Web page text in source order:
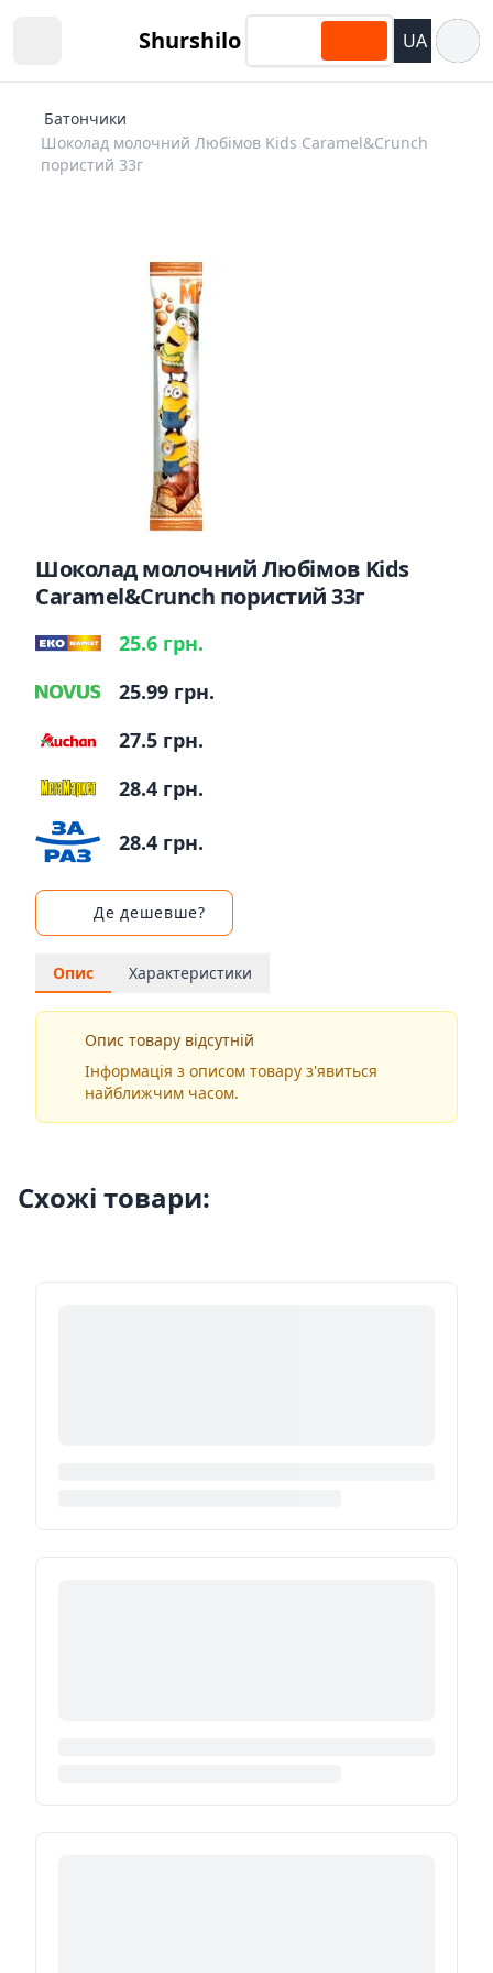
Shurshilo UA
Батончики
Шоколад молочний Любімов Kids Caramel&Crunch
пористий 33г
Шоколад молочний Любімов Kids
Caramel&Crunch пористий 33г
25.6 грн.
25.99 грн.
27.5 грн.
28.4 грн.
28.4 грн.
Де дешевше?
Опис Характеристики
Опис товару відсутній
Інформація з описом товару з'явиться
найближчим часом.
Схожі товари: